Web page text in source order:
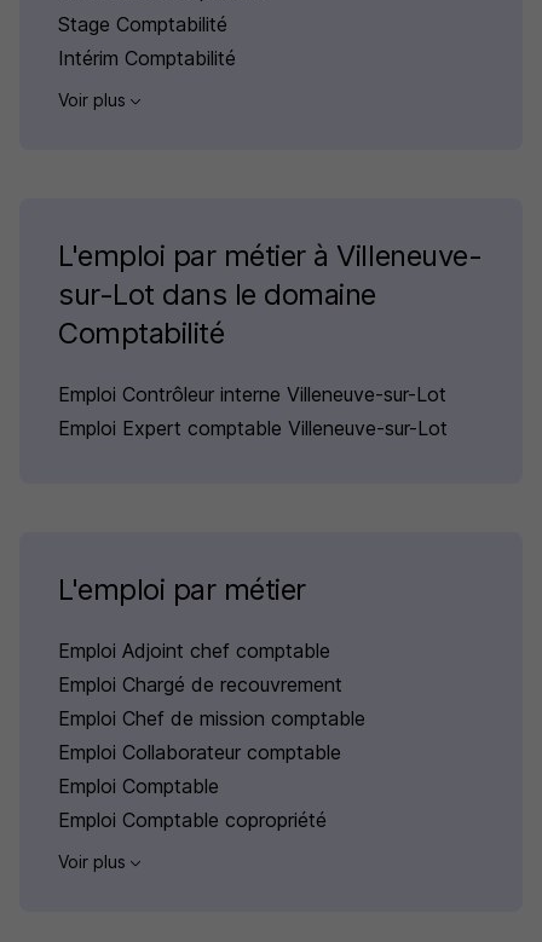
Stage Comptabilité
Intérim Comptabilité
Voir plus
L'emploi par métier à Villeneuve-
sur-Lot dans le domaine
Comptabilité
Emploi Contrôleur interne Villeneuve-sur-Lot
Emploi Expert comptable Villeneuve-sur-Lot
L'emploi par métier
Emploi Adjoint chef comptable
Emploi Chargé de recouvrement
Emploi Chef de mission comptable
Emploi Collaborateur comptable
Emploi Comptable
Emploi Comptable copropriété
Voir plus